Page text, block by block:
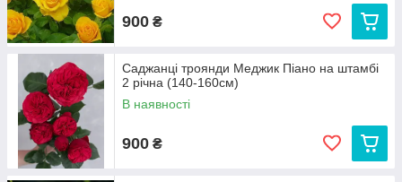
900 ₴
Саджанці троянди Меджик Піано на штамбі
2 річна (140-160см)
В наявності
900 ₴